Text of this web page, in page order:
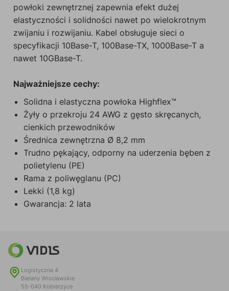
powłoki zewnętrznej zapewnia efekt dużej
elastyczności i solidności nawet po wielokrotnym
zwijaniu i rozwijaniu. Kabel obsługuje sieci o
specyfikacji 10Base-T, 100Base-TX, 1000Base-T a
nawet 10GBase-T.
Najważniejsze cechy:
Solidna i elastyczna powłoka Highflex™
Żyły o przekroju 24 AWG z gęsto skręcanych,
cienkich przewodników
Średnica zewnętrzna Ø 8,2 mm
Trudno pękający, odporny na uderzenia bęben z
polietylenu (PE)
Rama z poliwęglanu (PC)
Lekki (1,8 kg)
Gwarancja: 2 lata
Logistyczna 4
Bielany Wrocławskie
55-040 Kobierzyce